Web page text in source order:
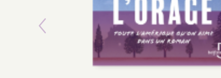
Previous